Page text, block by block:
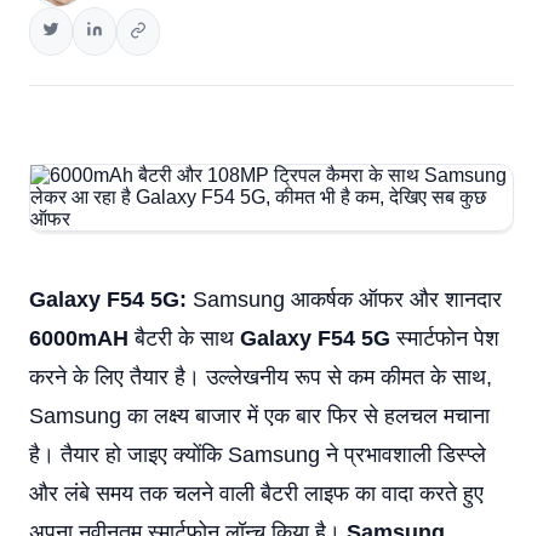
Galaxy F54 5G: Samsung आकर्षक ऑफर और शानदार
6000mAH बैटरी के साथ Galaxy F54 5G स्मार्टफोन पेश
करने के लिए तैयार है। उल्लेखनीय रूप से कम कीमत के साथ,
Samsung का लक्ष्य बाजार में एक बार फिर से हलचल मचाना
है। तैयार हो जाइए क्योंकि Samsung ने प्रभावशाली डिस्प्ले
और लंबे समय तक चलने वाली बैटरी लाइफ का वादा करते हुए